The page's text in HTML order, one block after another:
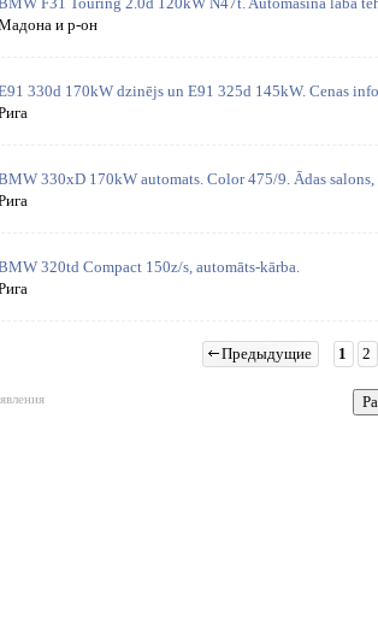
и р-он
330d 170kW dzinējs un E91 325d 145kW. Cenas
330xD 170kW automats. Color 475/9. Ādas
320td Compact 150z/s, automāts-kārba.
Предыдущие 1 2